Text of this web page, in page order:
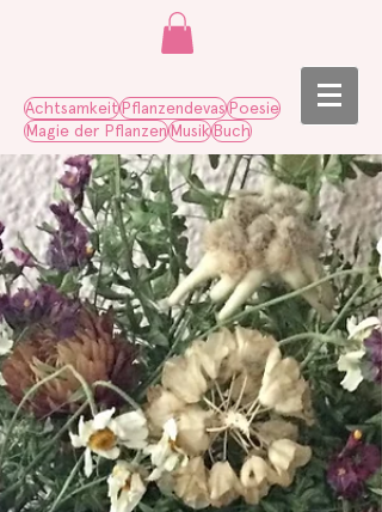
AchtsamkeitPflanzendevasPoesie
Magie der PflanzenMusikBuch